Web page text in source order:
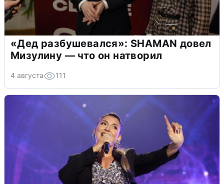
«Дед разбушевался»: SHAMAN довел
Мизулину — что он натворил
4 августа 111